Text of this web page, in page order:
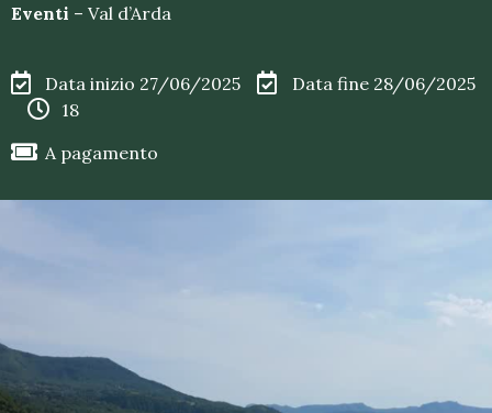
Eventi – Val d’Arda
Data inizio 27/06/2025
Data fine 28/06/2025
18
A pagamento